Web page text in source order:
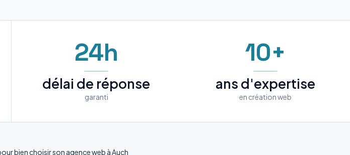
24h
délai de réponse
garanti
10+
ans d'expertise
en création web
bien choisir son agence web à Auch